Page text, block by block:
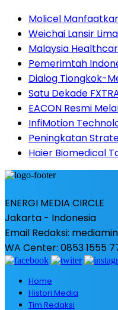
Molicel
Weichai Lansir
Malaysia
Pemerimtah
Dialog Tiongkok-
Satu Dekade
EACON Resmi
InfiMotion
Peningkatan
Haier Biomedical
ENERGI MEDIA CIRCLE
Jakarta - Indonesia
Email Redaksi:
WA Center: 0853 1555
Home
Histori Media
Tim Redaksi